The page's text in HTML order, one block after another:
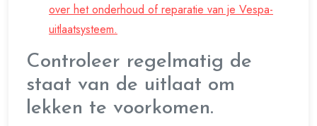
over het onderhoud of reparatie van je Vespa-
uitlaatsysteem.
Controleer regelmatig de
staat van de uitlaat om
lekken te voorkomen.